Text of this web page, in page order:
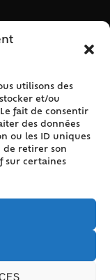
utilisons des
et/ou
fait de consentir
des données
ou les ID uniques
de retirer son
sur certaines